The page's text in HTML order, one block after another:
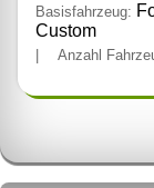
Basisfahrzeug:
Custom
Anzahl